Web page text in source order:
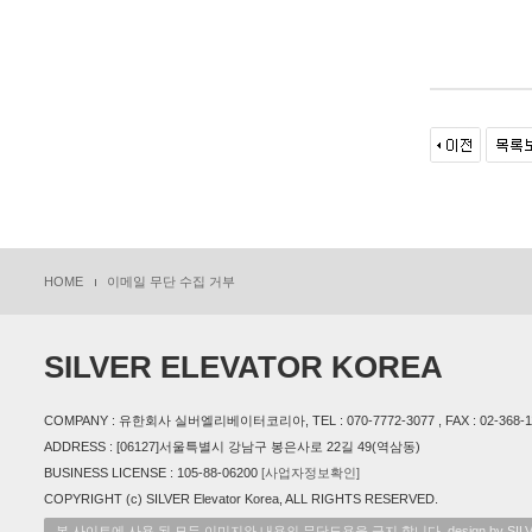
HOME 이메일 무단 수집 거부
SILVER ELEVATOR KOREA
COMPANY : 유한회사 실버엘리베이터코리아, TEL : 070-7772-3077 , FAX : 02-368-
ADDRESS : [06127]서울특별시 강남구 봉은사로 22길 49(역삼동)
BUSINESS LICENSE : 105-88-06200 [사업자정보확인]
COPYRIGHT (c) SILVER Elevator Korea, ALL RIGHTS RESERVED.